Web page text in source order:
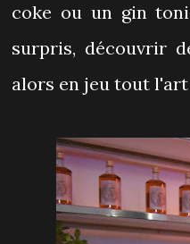
coke ou un gin
surpris, découvrir
alors en jeu tout l'art